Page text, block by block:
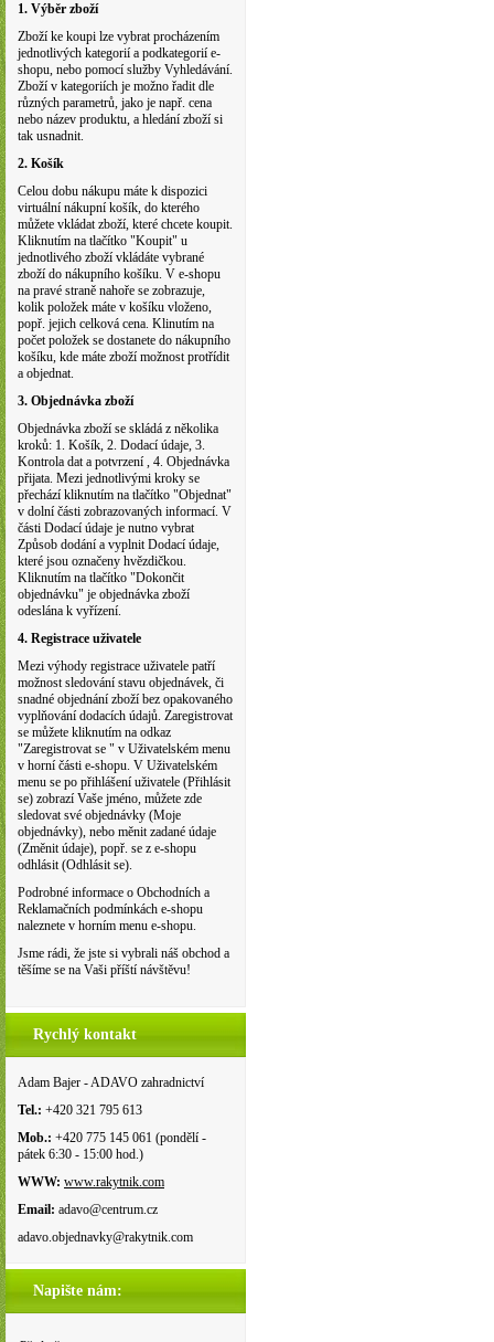
1. Výběr zboží
Zboží ke koupi lze vybrat procházením
jednotlivých kategorií a podkategorií e-
shopu, nebo pomocí služby Vyhledávání.
Zboží v kategoriích je možno řadit dle
různých parametrů, jako je např. cena
nebo název produktu, a hledání zboží si
tak usnadnit.
2. Košík
Celou dobu nákupu máte k dispozici
virtuální nákupní košík, do kterého
můžete vkládat zboží, které chcete koupit.
Kliknutím na tlačítko "Koupit" u
jednotlivého zboží vkládáte vybrané
zboží do nákupního košíku. V e-shopu
na pravé straně nahoře se zobrazuje,
kolik položek máte v košíku vloženo,
popř. jejich celková cena. Klinutím na
počet položek se dostanete do nákupního
košíku, kde máte zboží možnost protřídit
a objednat.
3. Objednávka zboží
Objednávka zboží se skládá z několika
kroků: 1. Košík, 2. Dodací údaje, 3.
Kontrola dat a potvrzení , 4. Objednávka
přijata. Mezi jednotlivými kroky se
přechází kliknutím na tlačítko "Objednat"
v dolní části zobrazovaných informací. V
části Dodací údaje je nutno vybrat
Způsob dodání a vyplnit Dodací údaje,
které jsou označeny hvězdičkou.
Kliknutím na tlačítko "Dokončit
objednávku" je objednávka zboží
odeslána k vyřízení.
4. Registrace uživatele
Mezi výhody registrace uživatele patří
možnost sledování stavu objednávek, či
snadné objednání zboží bez opakovaného
vyplňování dodacích údajů. Zaregistrovat
se můžete kliknutím na odkaz
"Zaregistrovat se " v Uživatelském menu
v horní části e-shopu. V Uživatelském
menu se po přihlášení uživatele (Přihlásit
se) zobrazí Vaše jméno, můžete zde
sledovat své objednávky (Moje
objednávky), nebo měnit zadané údaje
(Změnit údaje), popř. se z e-shopu
odhlásit (Odhlásit se).
Podrobné informace o Obchodních a
Reklamačních podmínkách e-shopu
naleznete v horním menu e-shopu.
Jsme rádi, že jste si vybrali náš obchod a
těšíme se na Vaši příští návštěvu!
Rychlý kontakt
Adam Bajer - ADAVO zahradnictví
Tel.: +420 321 795 613
Mob.: +420 775 145 061 (pondělí -
pátek 6:30 - 15:00 hod.)
WWW: www.rakytnik.com
Email: adavo@centrum.cz
adavo.objednavky@rakytnik.com
Napište nám: